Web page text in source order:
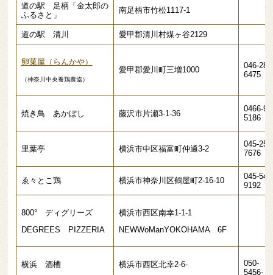
道の駅 足柄「金太郎の
ふるさと」
南足柄市竹松1117-1
道の駅 清川 愛甲郡清川村煤ヶ谷2129
卵菓屋（らんかや）
（神奈川中央養鶏農協）
愛甲郡愛川町三増1000
046-
6475
焼き鳥 あかぼし 藤沢市片瀬3-1-36
0466-
5186
里葉亭 横浜市中区福富町仲通3-2
045-
7676
ゑ々とこ鶏 横浜市神奈川区鶴屋町2-16-10
045-
9192
800° ディグリーズ
DEGREES PIZZERIA
横浜市西区南幸1-1-1
NEWWoManYOKOHAMA 6F
横浜 酒槽
横浜市西区北幸2-6-
050-
5456-